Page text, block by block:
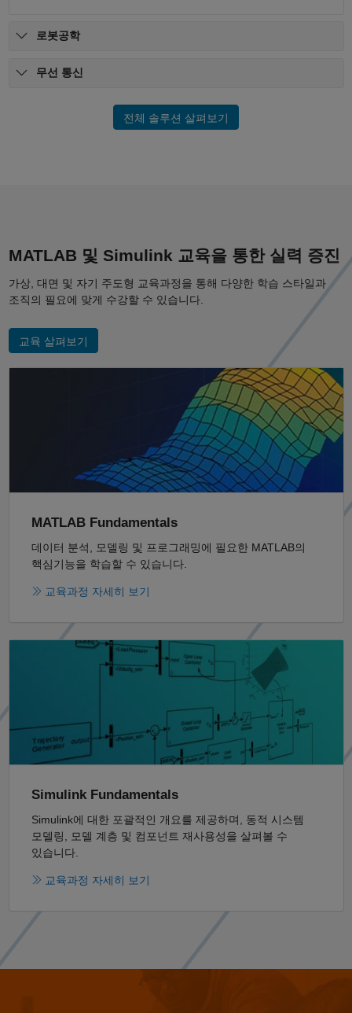
로봇공학
무선 통신
전체 솔루션 살펴보기
MATLAB 및 Simulink 교육을 통한 실력 증진
가상, 대면 및 자기 주도형 교육과정을 통해 다양한 학습 스타일과
조직의 필요에 맞게 수강할 수 있습니다.
교육 살펴보기
MATLAB Fundamentals
데이터 분석, 모델링 및 프로그래밍에 필요한 MATLAB의
핵심기능을 학습할 수 있습니다.
교육과정 자세히 보기
패널 내비게이션
Simulink Fundamentals
Simulink에 대한 포괄적인 개요를 제공하며, 동적 시스템
모델링, 모델 계층 및 컴포넌트 재사용성을 살펴볼 수
있습니다.
교육과정 자세히 보기